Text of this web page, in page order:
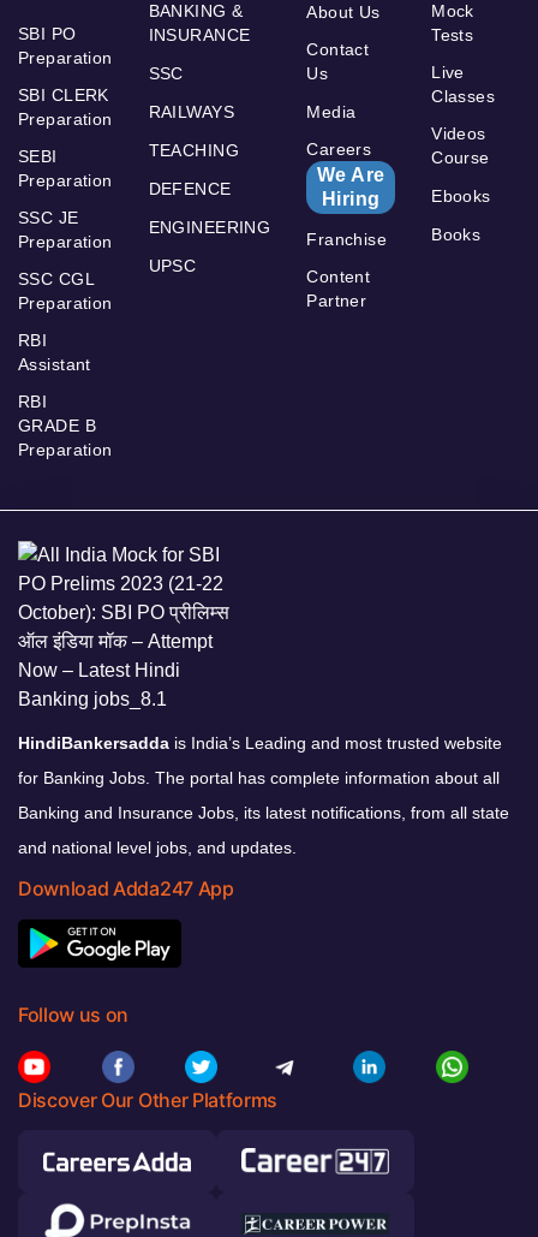
SBI PO
Preparation
SBI CLERK
Preparation
SEBI
Preparation
SSC JE
Preparation
SSC CGL
Preparation
RBI
Assistant
RBI
GRADE B
Preparation
BANKING &
INSURANCE
SSC
RAILWAYS
TEACHING
DEFENCE
ENGINEERING
UPSC
About Us
Contact
Us
Media
Careers
We Are
Hiring
Franchise
Content
Partner
Mock
Tests
Live
Classes
Videos
Course
Ebooks
Books
HindiBankersadda is India’s Leading and most trusted website
for Banking Jobs. The portal has complete information about all
Banking and Insurance Jobs, its latest notifications, from all state
and national level jobs, and updates.
Download Adda247 App
Follow us on
Discover Our Other Platforms